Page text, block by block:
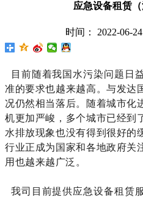
应急设备租赁（
时间： 2022-06-
目前随着我国水污染问题日
准的要求也越来越高。与发达
况仍然相当落后。随着城市化
机更加严峻，多个城市已经到
水排放现象也没有得到很好的
行业正成为国家和各地政府关
用也越来越广泛。
我司目前提供应急设备租赁